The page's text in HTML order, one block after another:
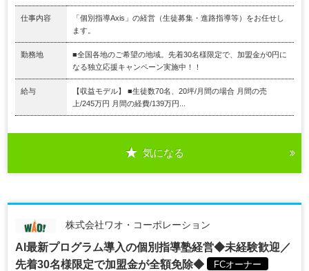
仕事内容
「個別指導Axis」の経営（生徒募集・進路指導等）をお任せし
ます。
勤務地
■全国各地のご希望の地域。先着30名様限定で、加盟金が0円に
なる独立応援キャンペーン実施中！！
給与
【収益モデル】 ■生徒数70名、20坪/月間の場合 月間の売
上/245万円 月間の経費/139万円...
気になる
株式会社ワオ・コーポレーション
AI最新プログラム導入の個別指導塾経営◆未経験歓迎／
先着30名様限定で加盟金が全額免除◆
FCオーナー